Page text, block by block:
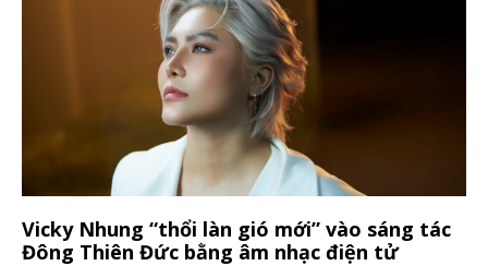
Vicky Nhung “thổi làn gió mới” vào sáng tác
Đông Thiên Đức bằng âm nhạc điện tử